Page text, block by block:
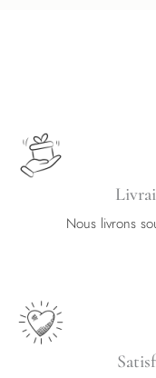
Nous livrons